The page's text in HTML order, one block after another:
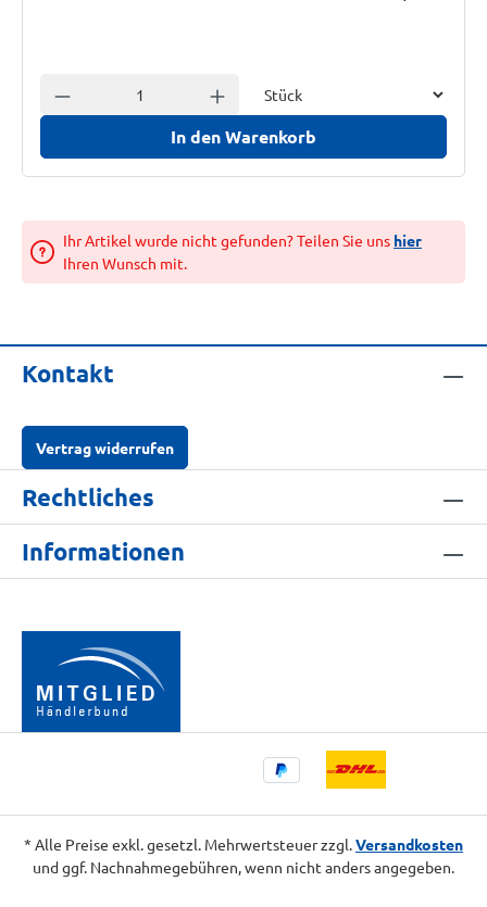
Anzahl verringern Anzahl erhöhen
In den Warenkorb
Ihr Artikel wurde nicht gefunden? Teilen Sie uns hier
Ihren Wunsch mit.
Kontakt
Vertrag widerrufen
Rechtliches
Informationen
* Alle Preise exkl. gesetzl. Mehrwertsteuer zzgl.Versandkosten
und ggf. Nachnahmegebühren, wenn nicht anders angegeben.